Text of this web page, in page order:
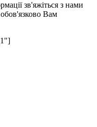
зв'яжіться з нами
обов'язково Вам